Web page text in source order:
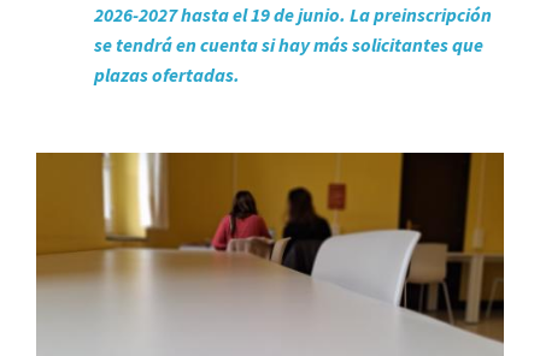
2026-2027 hasta el 19 de junio. La preinscripción
se tendrá en cuenta si hay más solicitantes que
plazas ofertadas.